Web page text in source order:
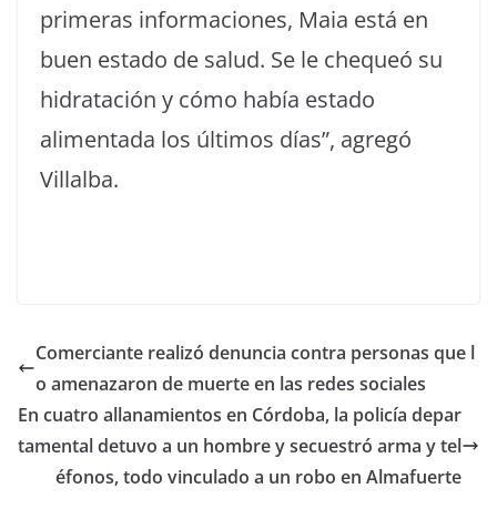
primeras informaciones, Maia está en
buen estado de salud. Se le chequeó su
hidratación y cómo había estado
alimentada los últimos días”, agregó
Villalba.
Comerciante realizó denuncia contra personas que l
o amenazaron de muerte en las redes sociales
En cuatro allanamientos en Córdoba, la policía depar
tamental detuvo a un hombre y secuestró arma y tel
éfonos, todo vinculado a un robo en Almafuerte